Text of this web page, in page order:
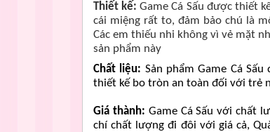
Thiết kế:Game Cá Sấu được thiết
cái miệng rất to, đảm bảo chú là
Các em thiếu nhi không vì vẻ mặt
sản phẩm này
Chất liệu: Sản phẩm Game Cá
thiết kế bo tròn an toàn đối với trẻ
Giá thành: Game Cá Sấu với chất
chí chất lượng đi đôi với giá cả,